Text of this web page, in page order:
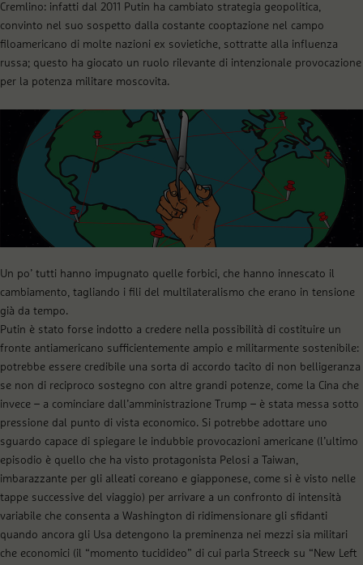
Cremlino: infatti dal 2011 Putin ha cambiato strategia geopolitica,
convinto nel suo sospetto dalla costante cooptazione nel campo
filoamericano di molte nazioni ex sovietiche, sottratte alla influenza
russa; questo ha giocato un ruolo rilevante di intenzionale provocazione
per la potenza militare moscovita.
Un po’ tutti hanno impugnato quelle forbici, che hanno innescato il
cambiamento, tagliando i fili del multilateralismo che erano in tensione
già da tempo.
Putin è stato forse indotto a credere nella possibilità di costituire un
fronte antiamericano sufficientemente ampio e militarmente sostenibile:
potrebbe essere credibile una sorta di accordo tacito di non belligeranza
se non di reciproco sostegno con altre grandi potenze, come la Cina che
invece – a cominciare dall’amministrazione Trump – è stata messa sotto
pressione dal punto di vista economico. Si potrebbe adottare uno
sguardo capace di spiegare le indubbie provocazioni americane (l’ultimo
episodio è quello che ha visto protagonista Pelosi a Taiwan,
imbarazzante per gli alleati coreano e giapponese, come si è visto nelle
tappe successive del viaggio) per arrivare a un confronto di intensità
variabile che consenta a Washington di ridimensionare gli sfidanti
quando ancora gli Usa detengono la preminenza nei mezzi sia militari
che economici (il “momento tucidideo” di cui parla Streeck su “New Left